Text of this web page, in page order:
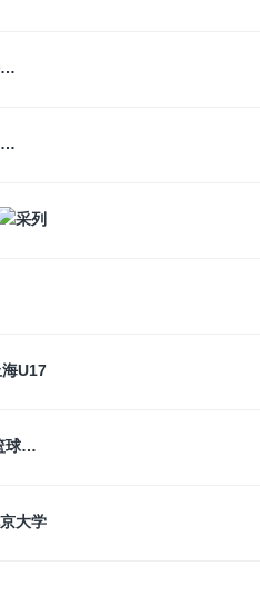
阿拉木图凯拉特
贝尔格莱德红星
加拿大大卫·安篮球学院